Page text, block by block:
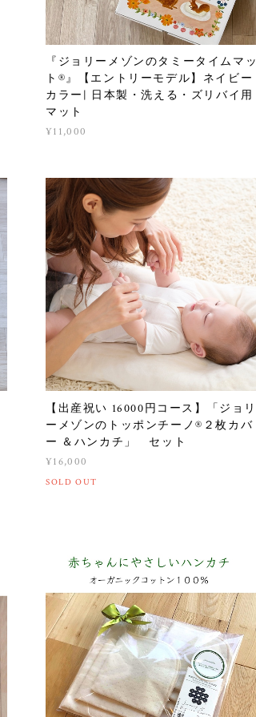
『ジョリーメゾンのタミータイムマッ
ト®︎』【エントリーモデル】ネイビー
カラー| 日本製・洗える・ズリバイ用
マット
¥11,000
【出産祝い 16000円コース】「ジョリ
ーメゾンのトッポンチーノ®２枚カバ
ー ＆ハンカチ」 セット
¥16,000
SOLD OUT